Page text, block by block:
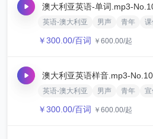
澳大利亚英语-单词.mp3-
英语-澳大利亚 男声 青年 课
￥300.00/百词 ￥ 600.00/起
澳大利亚英语样音.mp3-
英语-澳大利亚 男声 青年
￥300.00/百词 ￥ 600.00/起